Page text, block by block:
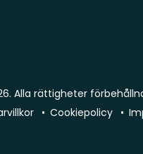
Alla rättigheter
Cookiepolicy